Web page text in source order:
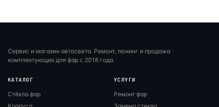
Сервис и магазин автосвета. Ремонт, тюнинг и продажа
комплектующих для фар с 2018 года.
КАТАЛОГ
Стёкла фар
УСЛУГИ
Ремонт фар